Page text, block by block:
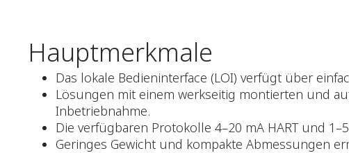
Hauptmerkmale
Das lokale Bedieninterface (LOI) verfügt über
Lösungen mit einem werkseitig montierten und
Inbetriebnahme.
Die verfügbaren Protokolle 4–20 mA HART und
Geringes Gewicht und kompakte Abmessungen